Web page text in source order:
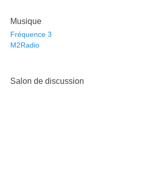
Musique
Fréquence 3
M2Radio
Salon de discussion